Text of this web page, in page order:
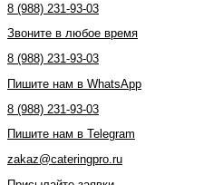
8 (988) 231-93-03
Звоните в любое время
8 (988) 231-93-03
Пишите нам в WhatsApp
8 (988) 231-93-03
Пишите нам в Telegram
zakaz@cateringpro.ru